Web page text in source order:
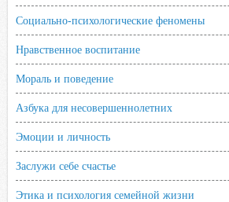
Социально-психологические феномены
Нравственное воспитание
Мораль и поведение
Азбука для несовершеннолетних
Эмоции и личность
Заслужи себе счастье
Этика и психология семейной жизни